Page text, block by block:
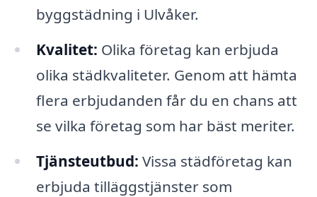
byggstädning i Ulvåker.
Kvalitet: Olika företag kan erbjuda
olika städkvaliteter. Genom att hämta
flera erbjudanden får du en chans att
se vilka företag som har bäst meriter.
Tjänsteutbud: Vissa städföretag kan
erbjuda tilläggstjänster som